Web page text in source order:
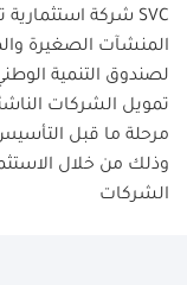
المنشآت الصغيرة
لصندوق التنمية
تمويل الشركات
مرحلة ما قبل التأسيس
وذلك من خلال
الشركات